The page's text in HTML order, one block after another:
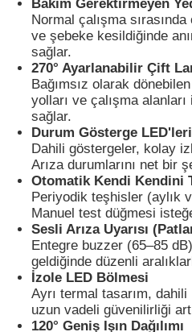
Ana sayfa
Ürünler
Bakım Gerektirmeyen
Normal çalışma
ve şebeke kesildiğinde
sağlar.
270° Ayarlanabilir Çift
Bağımsız olarak
yolları ve çalışma
sağlar.
Durum Gösterge LED'leri
Dahili göstergeler, kolay
Arıza durumlarını net bir
Otomatik Kendi Kendini
Periyodik teşhisler (aylık
Manuel test düğmesi
Sesli Arıza Uyarısı
Entegre buzzer (65–85
geldiğinde düzenli
İzole LED Bölmesi
Ayrı termal tasarım, dahili
uzun vadeli güvenilirliği
120° Geniş Işın Dağılımı